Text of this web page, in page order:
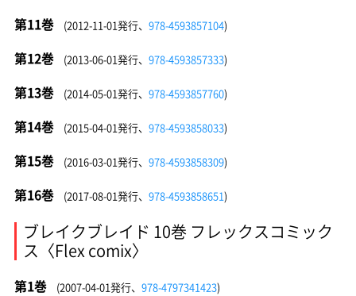
第11巻 (2012-11-01発行、 978-4593857104)
第12巻 (2013-06-01発行、 978-4593857333)
第13巻 (2014-05-01発行、 978-4593857760)
第14巻 (2015-04-01発行、 978-4593858033)
第15巻 (2016-03-01発行、 978-4593858309)
第16巻 (2017-08-01発行、 978-4593858651)
ブレイクブレイド 10巻 フレックスコミック
ス〈Flex comix〉
第1巻 (2007-04-01発行、 978-4797341423)